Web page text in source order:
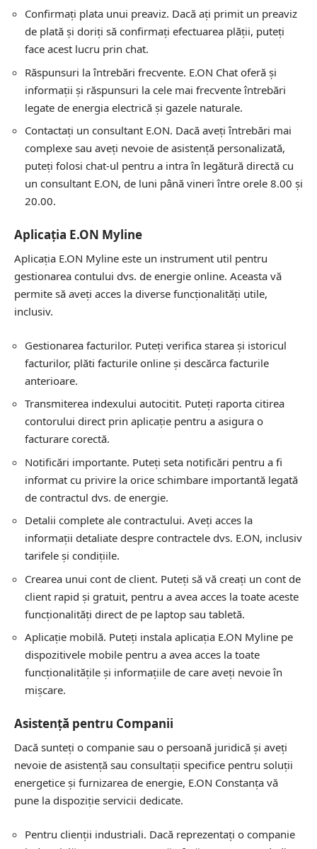
Confirmați plata unui preaviz. Dacă ați primit un preaviz
de plată și doriți să confirmați efectuarea plății, puteți
face acest lucru prin chat.
Răspunsuri la întrebări frecvente. E.ON Chat oferă și
informații și răspunsuri la cele mai frecvente întrebări
legate de energia electrică și gazele naturale.
Contactați un consultant E.ON. Dacă aveți întrebări mai
complexe sau aveți nevoie de asistență personalizată,
puteți folosi chat-ul pentru a intra în legătură directă cu
un consultant E.ON, de luni până vineri între orele 8.00 și
20.00.
Aplicația E.ON Myline
Aplicația E.ON Myline este un instrument util pentru
gestionarea contului dvs. de energie online. Aceasta vă
permite să aveți acces la diverse funcționalități utile,
inclusiv.
Gestionarea facturilor. Puteți verifica starea și istoricul
facturilor, plăti facturile online și descărca facturile
anterioare.
Transmiterea indexului autocitit. Puteți raporta citirea
contorului direct prin aplicație pentru a asigura o
facturare corectă.
Notificări importante. Puteți seta notificări pentru a fi
informat cu privire la orice schimbare importantă legată
de contractul dvs. de energie.
Detalii complete ale contractului. Aveți acces la
informații detaliate despre contractele dvs. E.ON, inclusiv
tarifele și condițiile.
Crearea unui cont de client. Puteți să vă creați un cont de
client rapid și gratuit, pentru a avea acces la toate aceste
funcționalități direct de pe laptop sau tabletă.
Aplicație mobilă. Puteți instala aplicația E.ON Myline pe
dispozitivele mobile pentru a avea acces la toate
funcționalitățile și informațiile de care aveți nevoie în
mișcare.
Asistență pentru Companii
Dacă sunteți o companie sau o persoană juridică și aveți
nevoie de asistență sau consultații specifice pentru soluții
energetice și furnizarea de energie, E.ON Constanța vă
pune la dispoziție servicii dedicate.
Pentru clienții industriali. Dacă reprezentați o companie